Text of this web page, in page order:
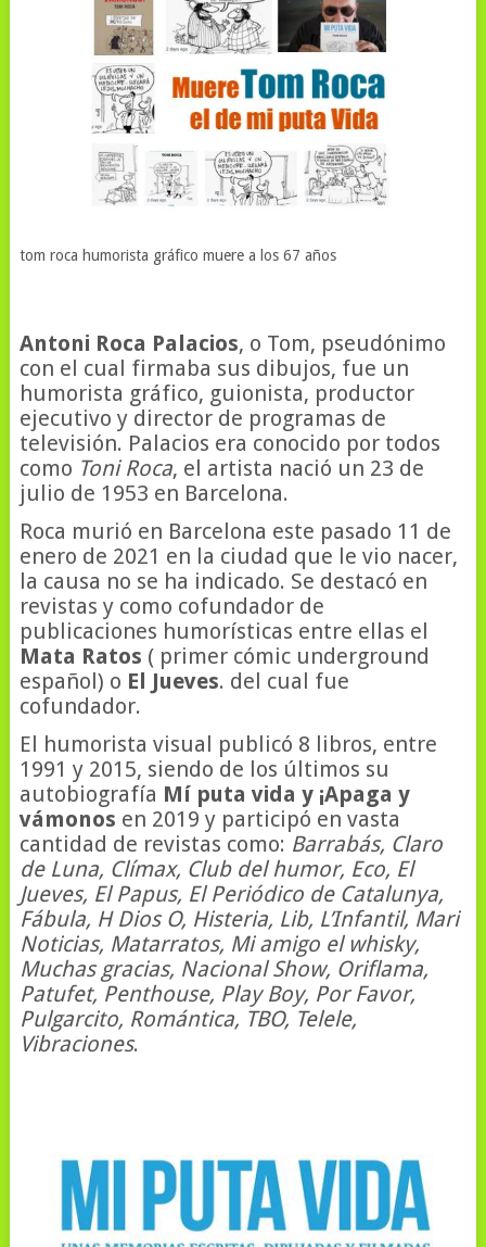
tom roca humorista gráfico muere a los 67 años
Antoni Roca Palacios, o Tom, pseudónimo
con el cual firmaba sus dibujos, fue un
humorista gráfico, guionista, productor
ejecutivo y director de programas de
televisión. Palacios era conocido por todos
como Toni Roca, el artista nació un 23 de
julio de 1953 en Barcelona.
Roca murió en Barcelona este pasado 11 de
enero de 2021 en la ciudad que le vio nacer,
la causa no se ha indicado. Se destacó en
revistas y como cofundador de
publicaciones humorísticas entre ellas el
Mata Ratos ( primer cómic underground
español) o El Jueves. del cual fue
cofundador.
El humorista visual publicó 8 libros, entre
1991 y 2015, siendo de los últimos su
autobiografía Mí puta vida y ¡Apaga y
vámonos en 2019 y participó en vasta
cantidad de revistas como: Barrabás, Claro
de Luna, Clímax, Club del humor, Eco, El
Jueves, El Papus, El Periódico de Catalunya,
Fábula, H Dios O, Histeria, Lib, L’Infantil, Mari
Noticias, Matarratos, Mi amigo el whisky,
Muchas gracias, Nacional Show, Oriflama,
Patufet, Penthouse, Play Boy, Por Favor,
Pulgarcito, Romántica, TBO, Telele,
Vibraciones.